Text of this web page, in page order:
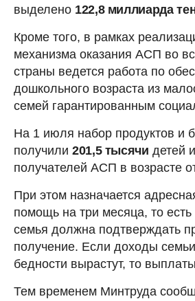
выделено 122,8 миллиарда
Кроме того, в рамках
механизма оказания АСП во
страны ведется работа по
дошкольного возраста из
семей гарантированным
На 1 июля набор продуктов и
получили 201,5 тысячи детей
получателей АСП в возрасте
При этом назначается
помощь на три месяца, то есть
семья должна подтверждать
получение. Если доходы
бедности вырастут, то
Тем временем Минтруда